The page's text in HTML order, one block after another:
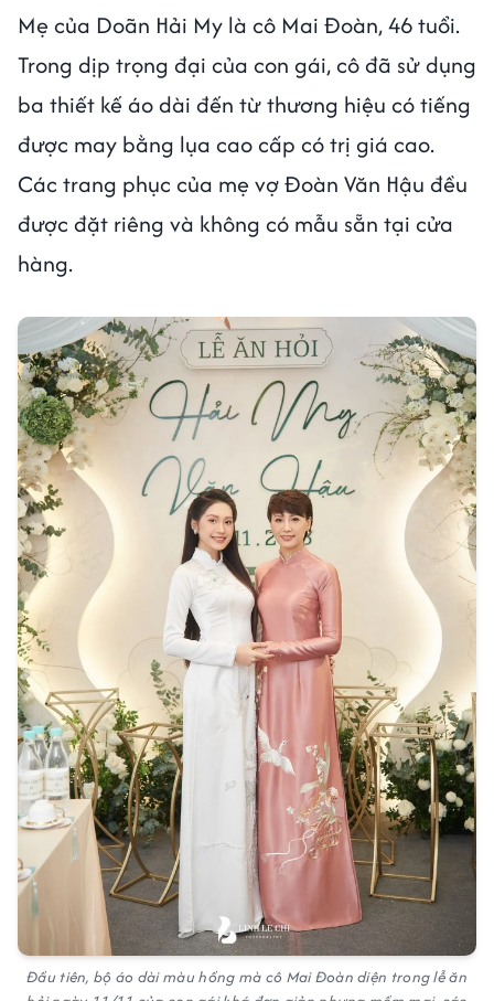
Mẹ của Doãn Hải My là cô Mai Đoàn, 46 tuổi.
Trong dịp trọng đại của con gái, cô đã sử dụng
ba thiết kế áo dài đến từ thương hiệu có tiếng
được may bằng lụa cao cấp có trị giá cao.
Các trang phục của mẹ vợ Đoàn Văn Hậu đều
được đặt riêng và không có mẫu sẵn tại cửa
hàng.
Đầu tiên, bộ áo dài màu hồng mà cô Mai Đoàn diện trong lễ ăn